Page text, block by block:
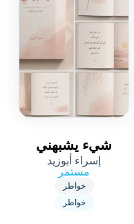
شيء يشبهني
إسراء أبوزيد
مستمر
خواطر
خواطر